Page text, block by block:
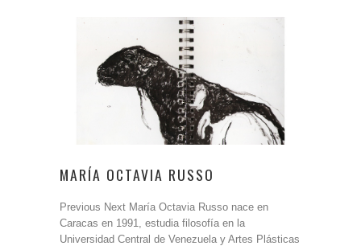
MARÍA OCTAVIA RUSSO
Previous Next María Octavia Russo nace en
Caracas en 1991, estudia filosofía en la
Universidad Central de Venezuela y Artes Plásticas